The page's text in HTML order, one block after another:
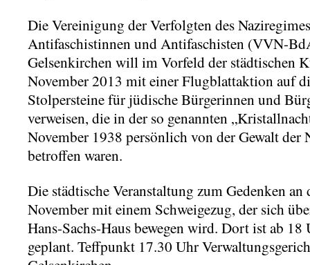
Die Vereinigung der Verfolgten des
Antifaschistinnen und Antifaschisten (VVN-
Gelsenkirchen will im Vorfeld der städtischen
November 2013 mit einer Flugblattaktion auf
Stolpersteine für jüdische Bürgerinnen und
verweisen, die in der so genannten
November 1938 persönlich von der Gewalt der
betroffen waren.
Die städtische Veranstaltung zum Gedenken
November mit einem Schweigezug, der sich
Hans-Sachs-Haus bewegen wird. Dort ist ab
geplant. Teffpunkt 17.30 Uhr